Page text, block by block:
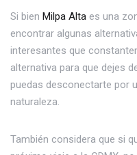
Si bien Milpa Alta es una
encontrar algunas
interesantes que
alternativa para que dejes
puedas desconectarte por
naturaleza.
También considera que si